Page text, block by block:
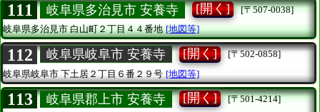
111 岐阜県多治見市 安養寺 [開く]
[〒507-0038]
岐阜県多治見市白山町２丁目４４番地 [地図等]
112 岐阜県岐阜市 安養寺 [開く]
[〒502-0858]
岐阜県岐阜市 下土居２丁目６番２９号 [地図等]
113 岐阜県郡上市 安養寺 [開く]
[〒501-4214]